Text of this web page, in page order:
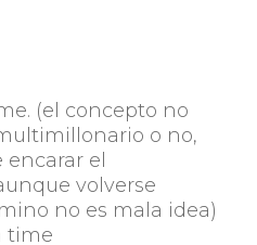
(el concepto no
o no,
encarar el
volverse
no es mala idea)
time